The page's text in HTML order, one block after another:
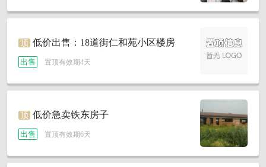
顶 低价出售：18道街仁和苑小区楼房
出售 置顶有效期4天
顶 低价急卖铁东房子
出售 置顶有效期6天